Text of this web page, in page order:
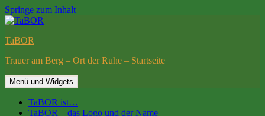
Springe zum Inhalt
TaBOR
Trauer am Berg – Ort der Ruhe – Startseite
Menü und Widgets
TaBOR ist…
TaBOR – das Logo und der Name